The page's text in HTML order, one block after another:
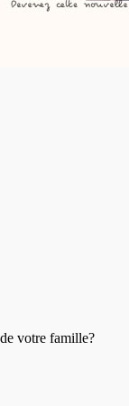
votre famille?